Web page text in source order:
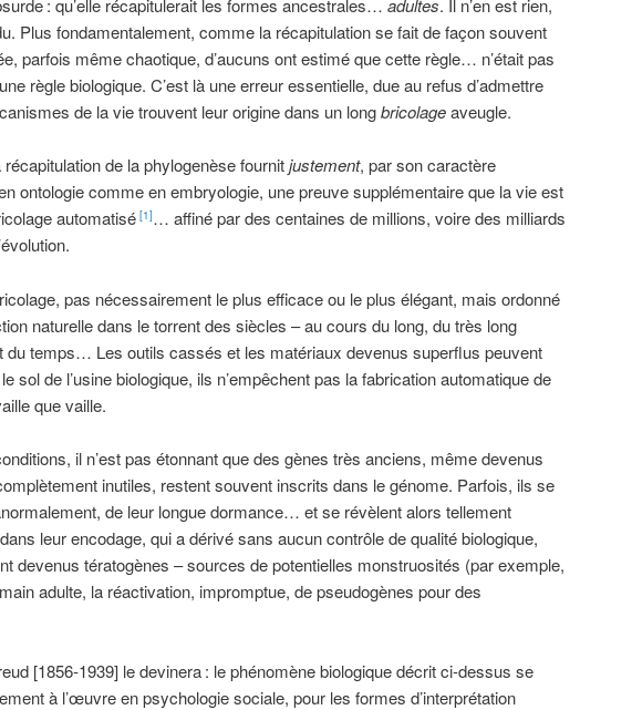
: qu’elle récapitulerait les formes ancestrales… adultes. Il n’en est rien,
Plus fondamentalement, comme la récapitulation se fait de façon souvent
parfois même chaotique, d’aucuns ont estimé que cette règle… n’était pas
règle biologique. C’est là une erreur essentielle, due au refus d’admettre
de la vie trouvent leur origine dans un longbricolageaveugle.
récapitulation de la phylogenèse fournitjustement, par son caractère
ontologie comme en embryologie, une preuve supplémentaire que la vie est
automatisé [1]… affiné par des centaines de millions, voire des milliards
pas nécessairement le plus efficace ou le plus élégant, mais ordonné
naturelle dans le torrent des siècles – au cours du long, du très long
du temps… Les outils cassés et les matériaux devenus superflus peuvent
sol de l’usine biologique, ils n’empêchent pas la fabrication automatique de
que vaille.
il n’est pas étonnant que des gènes très anciens, même devenus
inutiles, restent souvent inscrits dans le génome. Parfois, ils se
de leur longue dormance… et se révèlent alors tellement
leur encodage, qui a dérivé sans aucun contrôle de qualité biologique,
devenus tératogènes – sources de potentielles monstruosités (par exemple,
adulte, la réactivation, impromptue, de pseudogènes pour des
[1856-1939] le devinera: le phénomène biologique décrit ci-dessus se
à l’œuvre en psychologie sociale, pour les formes d’interprétation